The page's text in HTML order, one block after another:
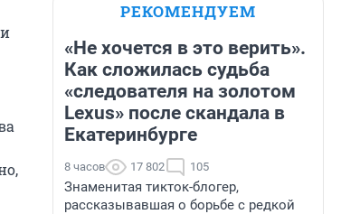
РЕКОМЕНДУЕМ
«Не хочется в это верить».
Как сложилась судьба
«следователя на золотом
Lexus» после скандала в
Екатеринбурге
8 часов 17 802 105
Знаменитая тикток-блогер,
рассказывавшая о борьбе с редкой